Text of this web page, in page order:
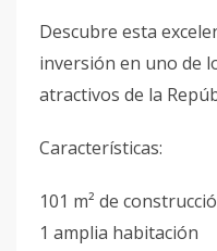
Descubre esta
inversión en uno de
atractivos de la
Características:
101 m² de
1 amplia habitación